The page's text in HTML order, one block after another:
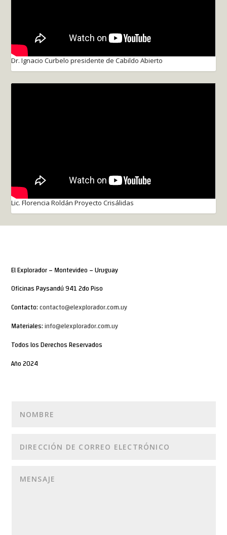
Dr. Ignacio Curbelo presidente de Cabildo Abierto
Lic. Florencia Roldán Proyecto Crisálidas
El Explorador – Montevideo – Uruguay
Oficinas Paysandú 941 2do Piso
Contacto:contacto@elexplorador.com.uy
Materiales:info@elexplorador.com.uy
Todos los Derechos Reservados
Año 2024